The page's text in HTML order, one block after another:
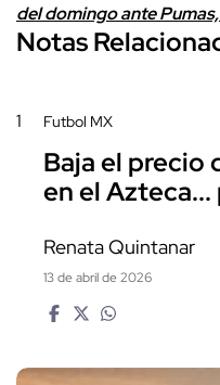
del domingo ante
Notas
1 Futbol MX
Baja el precio
en el
Renata Quintanar
13 de abril de 2026